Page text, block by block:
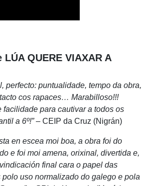
QUERE VIAXAR A
perfecto: puntualidade, tempo da obra,
cos rapaces… Marabilloso!!!
facilidade para cautivar a todos os
a 6º!”– CEIP da Cruz (Nigrán)
en escea moi boa, a obra foi do
e foi moi amena, orixinal, divertida e,
final cara o papel das
uso normalizado do galego e pola